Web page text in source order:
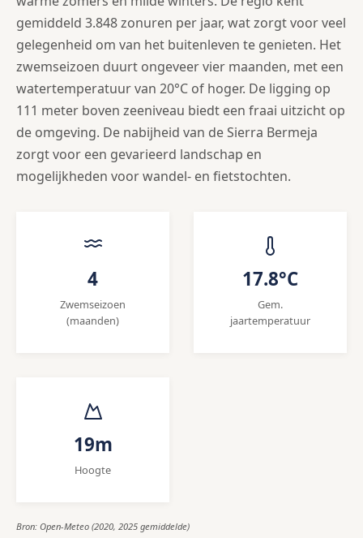
gemiddeld 3.848 zonuren per jaar, wat zorgt voor veel
gelegenheid om van het buitenleven te genieten. Het
zwemseizoen duurt ongeveer vier maanden, met een
watertemperatuur van 20°C of hoger. De ligging op
111 meter boven zeeniveau biedt een fraai uitzicht op
de omgeving. De nabijheid van de Sierra Bermeja
zorgt voor een gevarieerd landschap en
mogelijkheden voor wandel- en fietstochten.
4
Zwemseizoen
(maanden)
17.8°C
Gem.
jaartemperatuur
19m
Hoogte
Bron: Open-Meteo (2020, 2025 gemiddelde)